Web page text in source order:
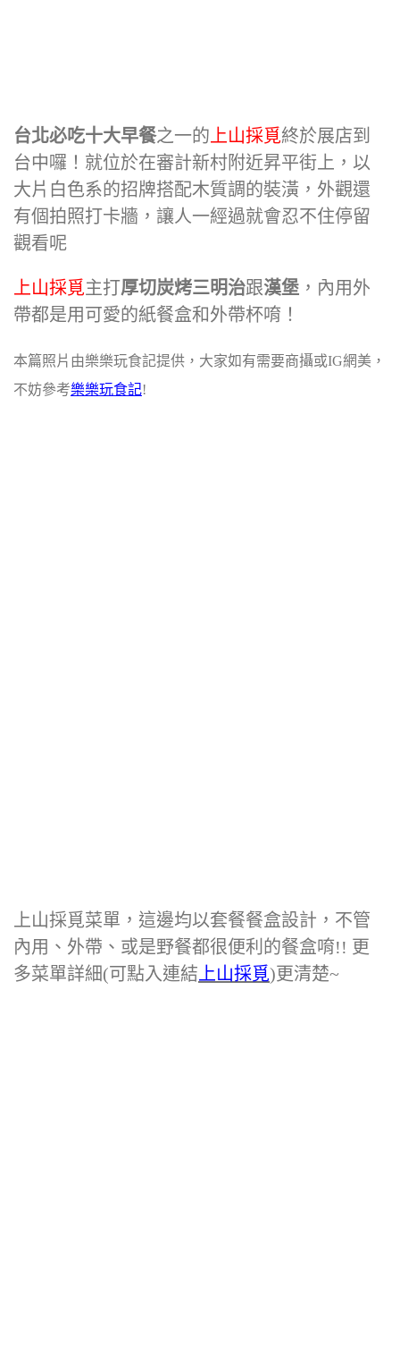
台北必吃十大早餐之一的 上山採覓終於展店到
台中囉！就位於在審計新村附近昇平街上，以
大片白色系的招牌搭配木質調的裝潢，外觀還
有個拍照打卡牆，讓人一經過就會忍不住停留
觀看呢
上山採覓主打厚切炭烤三明治跟漢堡 ，內用外
帶都是用可愛的紙餐盒和外帶杯唷！
本篇照片由樂樂玩食記提供，大家如有需要商攝或IG網美，
不妨參考樂樂玩食記!
上山採覓菜單，這邊均以套餐餐盒設計，不管
內用、外帶、或是野餐都很便利的餐盒唷!! 更
多菜單詳細(可點入連結 上山採覓)更清楚~